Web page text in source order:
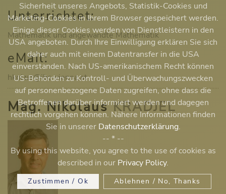
Unterrichtet:
Mathematik und angewandte Mathematik
eMail:
hkoizar@ibc-vienna.at
Mag. NikolausKRADJEL
Sicherheit unseres Angebots, Statistik-Cookies und
Marketing-Cookies in Ihrem Browser gespeichert werden.
Einige dieser Cookies werden von Dienstleistern in den
USA angeboten. Durch Ihre Einwilligung erklären Sie sich
daher auch mit einem Datentransfer in die USA
einverstanden. Nach US-amerikanischem Recht können
US-Behörden zu Kontroll- und Überwachungszwecken
auf personenbezogene Daten zugreifen, ohne dass die
Betroffenen darüber informiert werden und dagegen
rechtlich vorgehen können. Nähere Informationen finden
Sie in unserer Datenschutzerklärung.
-- * --
By using this website, you agree to the use of cookies as
described in our Privacy Policy.
Zustimmen / Ok Ablehnen / No, Thanks